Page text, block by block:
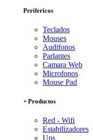
Perifericos
Teclados
Mouses
Audifonos
Parlantes
Camara Web
Microfonos
Mouse Pad
+ Productos
Red - Wifi
Estabilizadores
Ups